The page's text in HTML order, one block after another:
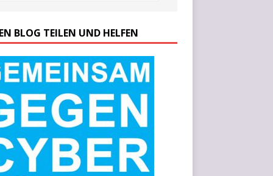
BLOG TEILEN UND HELFEN